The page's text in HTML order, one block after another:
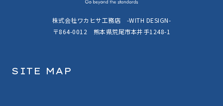
株式会社ワカヒサ工務店 -WITH DESIGN-
〒864-0012 熊本県荒尾市本井手1248-1
SITE MAP